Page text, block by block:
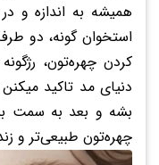
همیشه به اندازه و
استخوان گونه، دو
کردن چهره‌تون،
دنیای مد تاکید
بشه و بعد به سمت
چهره‌تون طبیعی‌تر و